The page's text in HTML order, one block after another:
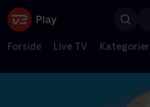
Forside Live TV Kategorier